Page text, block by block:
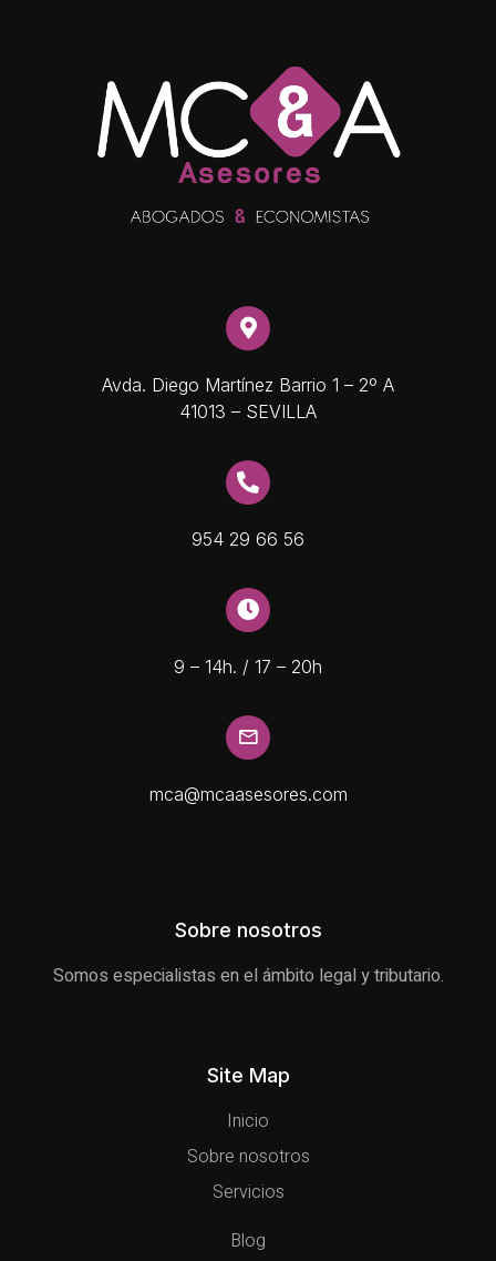
Avda. Diego Martínez Barrio 1 – 2º A
41013 – SEVILLA
954 29 66 56
9 – 14h. / 17 – 20h
mca@mcaasesores.com
Sobre nosotros
Somos especialistas en el ámbito legal y tributario.
Site Map
Inicio
Sobre nosotros
Servicios
Blog